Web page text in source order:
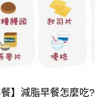
餐】減脂早餐怎麼吃?